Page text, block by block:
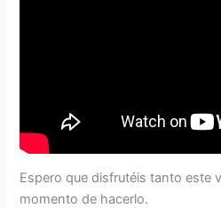
Espero que disfrutéis tanto este
momento de hacerlo.